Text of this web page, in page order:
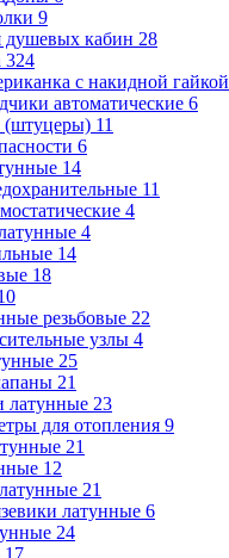
9
душевых кабин 28
324
с накидной гайкой
автоматические 6
(штуцеры) 11
6
14
11
4
4
14
18
резьбовые 22
узлы 4
25
21
латунные 23
для отопления 9
21
12
21
латунные 6
24
17